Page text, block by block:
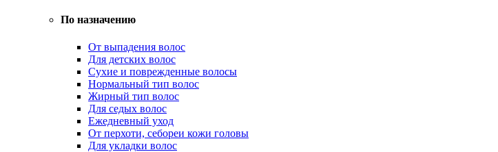
По назначению
От выпадения волос
Для детских волос
Сухие и поврежденные волосы
Нормальный тип волос
Жирный тип волос
Для седых волос
Ежедневный уход
От перхоти, себореи кожи головы
Для укладки волос